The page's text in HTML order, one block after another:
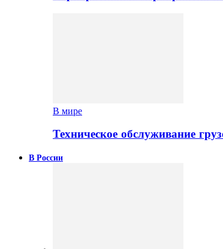
В мире
Техническое обслуживание
В России